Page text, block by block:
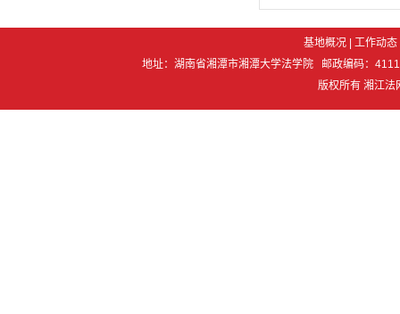
基地概况 |工作动态
地址：湖南省湘潭市湘潭大学法学院 邮政编码：
版权所有 湘江